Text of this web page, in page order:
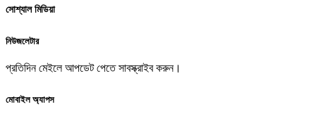
সোশ্যাল মিডিয়া
নিউজলেটার
প্রতিদিন মেইলে আপডেট পেতে সাবস্ক্রাইব করুন।
মোবাইল অ্যাপস